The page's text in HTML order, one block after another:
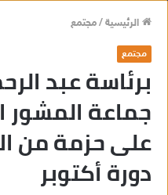
الرئيسية/مجتمع
مجتمع
برئاسة عبد
جماعة المشور
على حزمة من
دورة أكتوبر